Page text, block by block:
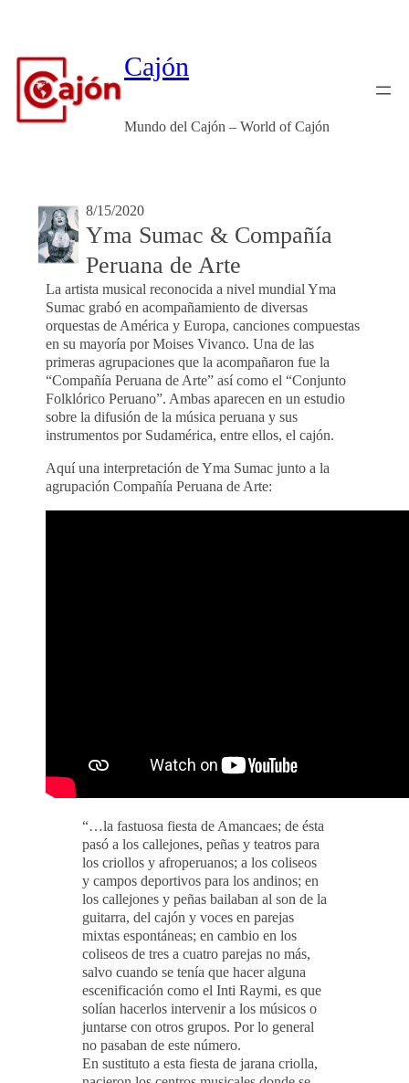
Cajón
Mundo del Cajón – World of Cajón
8/15/2020
Yma Sumac & Compañía
Peruana de Arte
La artista musical reconocida a nivel mundial Yma
Sumac grabó en acompañamiento de diversas
orquestas de América y Europa, canciones compuestas
en su mayoría por Moises Vivanco. Una de las
primeras agrupaciones que la acompañaron fue la
“Compañía Peruana de Arte” así como el “Conjunto
Folklórico Peruano”. Ambas aparecen en un estudio
sobre la difusión de la música peruana y sus
instrumentos por Sudamérica, entre ellos, el cajón.
Aquí una interpretación de Yma Sumac junto a la
agrupación Compañía Peruana de Arte:
“…la fastuosa fiesta de Amancaes; de ésta
pasó a los callejones, peñas y teatros para
los criollos y afroperuanos; a los coliseos
y campos deportivos para los andinos; en
los callejones y peñas bailaban al son de la
guitarra, del cajón y voces en parejas
mixtas espontáneas; en cambio en los
coliseos de tres a cuatro parejas no más,
salvo cuando se tenía que hacer alguna
escenificación como el Inti Raymi, es que
solían hacerlos intervenir a los músicos o
juntarse con otros grupos. Por lo general
no pasaban de este número.
En sustituto a esta fiesta de jarana criolla,